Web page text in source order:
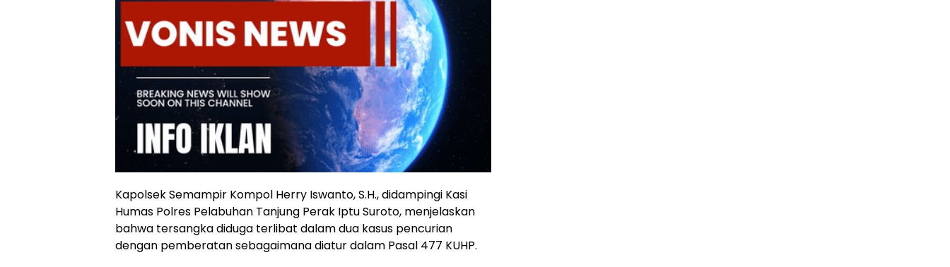
Kapolsek Semampir Kompol Herry Iswanto, S.H., didampingi Kasi
Humas Polres Pelabuhan Tanjung Perak Iptu Suroto, menjelaskan
bahwa tersangka diduga terlibat dalam dua kasus pencurian
dengan pemberatan sebagaimana diatur dalam Pasal 477 KUHP.